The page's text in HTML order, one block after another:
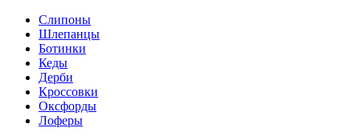
Слипоны
Шлепанцы
Ботинки
Кеды
Дерби
Кроссовки
Оксфорды
Лоферы